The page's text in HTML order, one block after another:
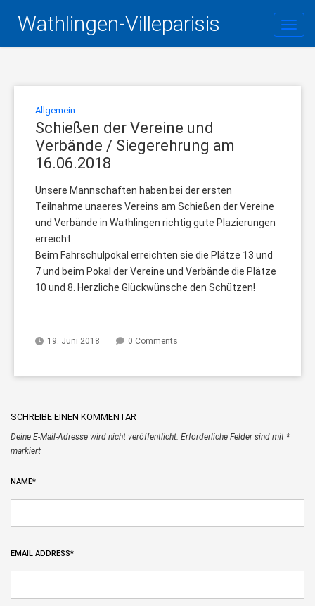
Wathlingen-Villeparisis
Allgemein
Schießen der Vereine und
Verbände / Siegerehrung am
16.06.2018
Unsere Mannschaften haben bei der ersten
Teilnahme unaeres Vereins am Schießen der Vereine
und Verbände in Wathlingen richtig gute Plazierungen
erreicht.
Beim Fahrschulpokal erreichten sie die Plätze 13 und
7 und beim Pokal der Vereine und Verbände die Plätze
10 und 8. Herzliche Glückwünsche den Schützen!
19. Juni 2018 0 Comments
SCHREIBE EINEN KOMMENTAR
Deine E-Mail-Adresse wird nicht veröffentlicht. Erforderliche Felder sind mit *
markiert
NAME*
EMAIL ADDRESS*